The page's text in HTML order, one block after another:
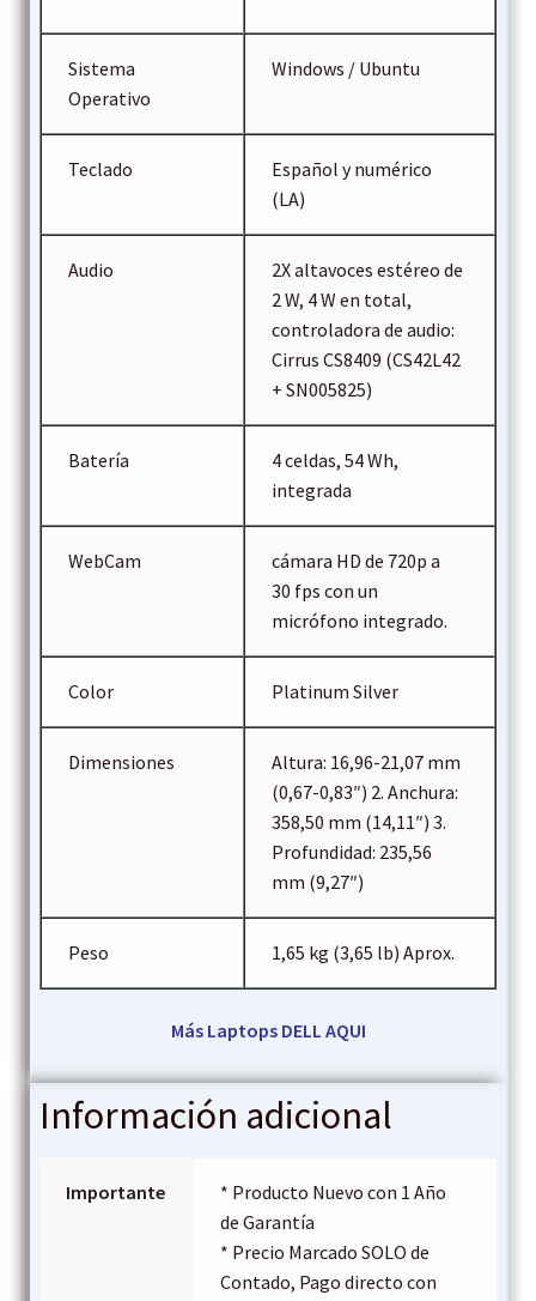
Sistema
Operativo
Windows / Ubuntu
Teclado
Español y numérico
(LA)
Audio
2X altavoces estéreo de
2 W, 4 W en total,
controladora de audio:
Cirrus CS8409 (CS42L42
+ SN005825)
Batería
4 celdas, 54 Wh,
integrada
WebCam
cámara HD de 720p a
30 fps con un
micrófono integrado.
Color Platinum Silver
Dimensiones
Altura: 16,96-21,07 mm
(0,67-0,83″) 2. Anchura:
358,50 mm (14,11″) 3.
Profundidad: 235,56
mm (9,27″)
Peso 1,65 kg (3,65 lb) Aprox.
Más Laptops DELL AQUI
Información adicional
Importante
* Producto Nuevo con 1 Año
de Garantía
* Precio Marcado SOLO de
Contado, Pago directo con